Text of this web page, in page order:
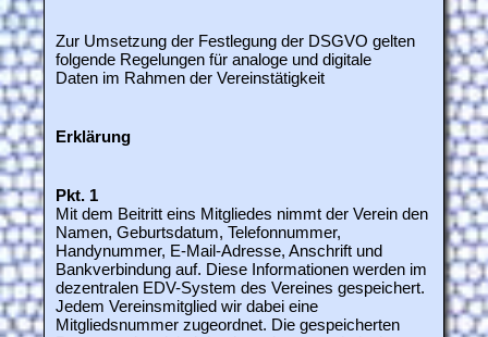
Zur Umsetzung der Festlegung der DSGVO gelten
folgende Regelungen für analoge und digitale
Daten im Rahmen der Vereinstätigkeit
Erklärung
Pkt. 1
Mit dem Beitritt eins Mitgliedes nimmt der Verein den
Namen, Geburtsdatum, Telefonnummer,
Handynummer, E-Mail-Adresse, Anschrift und
Bankverbindung auf. Diese Informationen werden im
dezentralen EDV-System des Vereines gespeichert.
Jedem Vereinsmitglied wir dabei eine
Mitgliedsnummer zugeordnet. Die gespeicherten